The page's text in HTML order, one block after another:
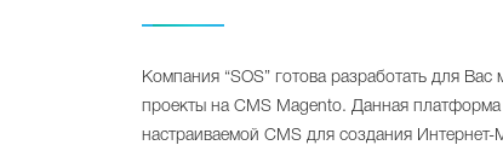
Компания “SOS” готова разработать для Вас
проекты на CMS Magento. Данная платформа
настраиваемой CMS для создания Интернет-